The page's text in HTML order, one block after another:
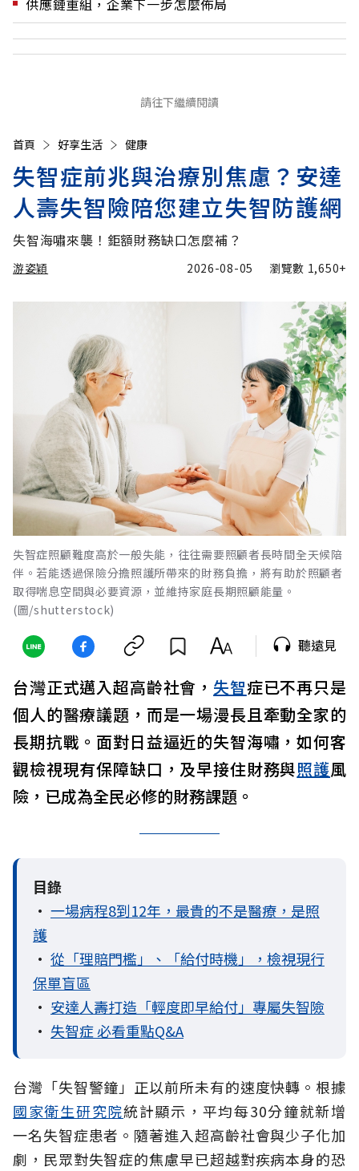
供應鏈重組，企業下一步怎麼佈局
請往下繼續閱讀
首頁 好享生活 健康
失智症前兆與治療別焦慮？安達
人壽失智險陪您建立失智防護網
失智海嘯來襲！鉅額財務缺口怎麼補？
游姿穎 2026-08-05 瀏覽數 1,650+
失智症照顧難度高於一般失能，往往需要照顧者長時間全天候陪
伴。若能透過保險分擔照護所帶來的財務負擔，將有助於照顧者
取得喘息空間與必要資源，並維持家庭長期照顧能量。
(圖/shutterstock)
聽遠見
台灣正式邁入超高齡社會， 失智症已不再只是
個人的醫療議題，而是一場漫長且牽動全家的
長期抗戰。面對日益逼近的失智海嘯，如何客
觀檢視現有保障缺口，及早接住財務與照護風
險，已成為全民必修的財務課題。
目錄
• 一場病程8到12年，最貴的不是醫療，是照
護
• 從「理賠門檻」、「給付時機」，檢視現行
保單盲區
• 安達人壽打造「輕度即早給付」專屬失智險
• 失智症 必看重點Q&A
台灣「失智警鐘」正以前所未有的速度快轉。根據
國家衛生研究院統計顯示，平均每30分鐘就新增
一名失智症患者。隨著進入超高齡社會與少子化加
劇，民眾對失智症的焦慮早已超越對疾病本身的恐